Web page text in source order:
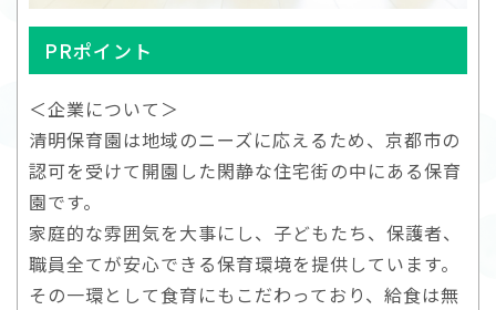
PRポイント
＜企業について＞
清明保育園は地域のニーズに応えるため、京都市の
認可を受けて開園した閑静な住宅街の中にある保育
園です。
家庭的な雰囲気を大事にし、子どもたち、保護者、
職員全てが安心できる保育環境を提供しています。
その一環として食育にもこだわっており、給食は無